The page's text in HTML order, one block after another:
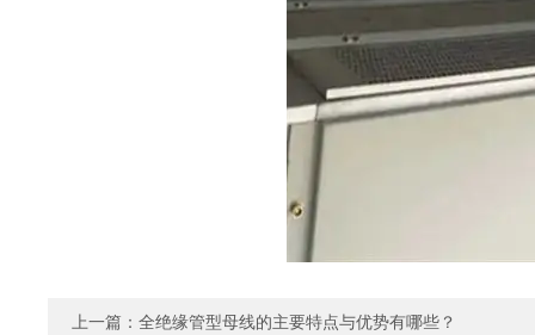
上一篇： 全绝缘管型母线的主要特点与优势有哪些？